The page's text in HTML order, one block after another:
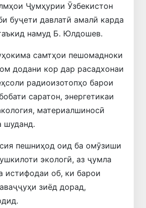
Ҷумҳурии Ӯзбекистон
буҷети давлатӣ амалӣ карда
намуд Б. Юлдошев.
самтҳои пешомадноки
додани кор дар расадхонаи
радиоизотопҳо барои
саратон, энергетикаи
материалшиносӣ
шуданд.
пешниҳод оид ба омӯзиши
экологӣ, аз ҷумла
истифодаи об, ки барои
зиёд дорад,